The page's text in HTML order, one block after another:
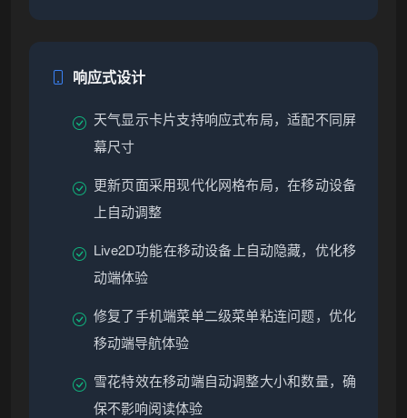
响应式设计
天气显示卡片支持响应式布局，适配不同屏
幕尺寸
更新页面采用现代化网格布局，在移动设备
上自动调整
Live2D功能在移动设备上自动隐藏，优化移
动端体验
修复了手机端菜单二级菜单粘连问题，优化
移动端导航体验
雪花特效在移动端自动调整大小和数量，确
保不影响阅读体验